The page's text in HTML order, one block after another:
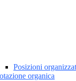
Posizioni
organica